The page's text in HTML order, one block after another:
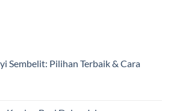
Sembelit: Pilihan Terbaik & Cara